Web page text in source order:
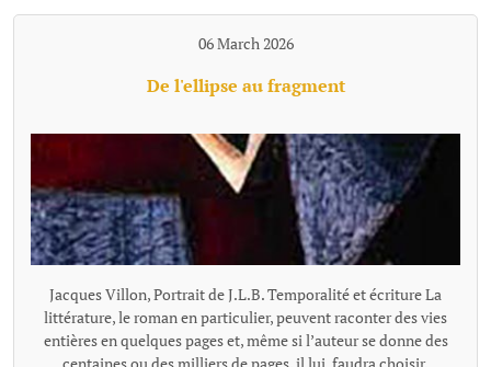
06 March 2026
De l'ellipse au fragment
Jacques Villon, Portrait de J.L.B. Temporalité et écriture La littérature, le roman en particulier, peuvent raconter des vies entières en quelques pages et, même si l’auteur se donne des centaines ou des milliers de pages, il lui faudra choisir, sélectionner et se centrer sur certains moments qui lui semblent représentatifs ou nécessaires à son récit. Pour passer de l'un à l'autre de ces temps "racontés", la narration effectue un « saut » et il existe plusieurs façons de le concevoir et de l'articuler au récit, ces différentes options narratives, ces diverses façons de passer d'un temps à l'autre se distinguent notamment par leur rapport au tout, à la totalité de l'histoire, à sa suite temporelle complète. L’ellipse : maintien d’une chronologie lisible Ces sauts, quand ils sont faits en reliant entre eux les moments racontés, s'appellent des ellipses. L'ellipse omet, "saute" une portion de temps, d’action, mais elle le fait dans un cadre temporel qui reste globalement ordonné et repérable. Le texte fournit pour cela des indices (adverbes, dates, saisons, âges des personnages, données temporelles, un court résumé de ce qui s’est passé entretemps etc.) qui indiquent au lecteur la suppression d’un segment de l’histoire et lui permettent de situer mentalement l’ellipse dans une chronologie comme le « Quelques mois plus tard… » de Patrick Modiano dans Rue des boutiques obscures. Même quand l’ellipse est brutale : « Seize ans plus tard. » écrit Victor Hugo, elle sous-entend une temporalité repérable. Les différents moments du texte ainsi réunis par l’ellipse ne sont donc pas des fragments autonomes : ils restent des moments d’une même chaîne causale et chronologique séparés par un moment sous-entendu: le temps manquant existe dans l’histoire, il est évoqué, affirmé comme non raconté. Le lecteur perçoit une continuité partiellement énigmatique ou laissée dans l’ombre, mais encadrée et située clairement. L’ellipse ne fragmente donc pas le texte : elle est un outil qui permet de condenser le récit. Les fragments, des segments autonomes L'ellipse situe l'extrait par rapport à la totalité, au minimum par rapport à l'extrait précédent, comme un morceau d'un puzzle se présente en tant que partie d'un tout. Le fragment refuse cette référence, il se présente comme un tout séparé. Il laisse les moments absents totalement dans l’ombre, sans repère temporel pour les situer les uns par rapport aux autres, le récit n’est plus simplement discontinu, mais fragmenté. Le lien peut être fait, ou pas, par le lecteur, mais la totalité devient une référence floue, très allusive ou indirecte. Il n'y a plus de référence à une temporalité repérable que l'on pourrait reconstituer. Exemple d'écriture fragmentaire hors fiction dans Les Ombres errantes de Pascal Quignard, ouvrage composé d’une succession de fragments méditatifs. « Lire, c’est quitter le monde visible.Celui qui ouvre un livre se retire.Il abandonne le bruit commun pour une voix silencieuse.La lecture est une solitude partagée avec un mort. Dans les livres, les morts parlent aux vivants.La voix qui vient de la page n’appartient plus à personne.Elle a traversé le temps.C’est une parole sauvée de l’oubli. » Exemple dans la fiction dans Les Vagues de Virginia Woolf, ce roman est composé de monologues successifs de différents personnages, sans transition narrative. Chaque prise de parole forme un fragment autonome. Fragment 1 : monologue de Bernard« Les feuilles tombent ; les feuilles tombent sans cesse.J’erre dans les rues de Londres, inventant des histoires.Chaque visage que je croise devient le début d’un récit.Pourtant, au moment où je veux saisir ces histoires, elles s’évanouissent. »Fragment 2 qui enchaine : monologue de Susan« J’aime les champs humides et les odeurs de l’étable.Ici, la terre est solide sous mes pieds.Les villes me troublent ; leurs voix se croisent sans repos.Je préfère le rythme lent des saisons et le pas régulier des bêtes. » L'idée de fragment se retrouve à tous les niveaux du texte : Au niveau d'éléments temporels séparés, non reliés par une ellipse, le fragment concerne la chronologie, le temps est coupé. Il peut être ponctuel, réversible, ou suspendu ; le temps fragmenté ne s’écoule pas vraiment. Au niveau stylistique, la fragmentation se fait essentiellement par des phrases sont juxtaposées. En ce qui concerne la construction globale, la fragmentation se fait au travers de matériaux hétérogènes sans marqueurs logiques ou causaux explicites. Les parties séparées se suivent avec une relation qui peut rester flottante ou associative et qui relève davantage de la résonance, de l’écho, de la juxtaposition, de la variation ou de la contradiction que de la succession ordonnée. Contrairement au montage ou à la construction classique, les fragments ne sont pas nécessairement organisés en système. Le mot qui caractérise le mieux le fragment, c'est l'autonomie. Le fragment est un texte bref mais complet. On parle alors de texte fragmentaire, de narration éclatée, d'écriture discontinue. Dans sa forme la plus radicale (Blanchot, Cioran tardif, certaines proses de Jabès, Handke dans Le Malheur sans désirs, ou encore Pascal Quignard), le fragment ne se situe pas dans une hiérarchie et leur ordre peut être modifié sans détruire l'ensemble ou sans que l'on puisse y voir une faille par rapport à une hiérarchie narrative. Cette déconstruction de l'idée de totalité et d'ordre est parfois désignée comme le « non-lien » ou le « rapport sans rapport » (Blanchot). Le fragment a été inauguré par Friedrich Schlegel et la tradition romantique. « La littérature est le fragment de tous les fragments » a pu écrire Goethe. Le fragment n’est pas un morceau d’un tout, mais une forme ouverte. On peut parler aussi d'une poétique différente de celle de l'ellipse : d'une tentation ou d'une recherche de l’inachèvement. Fragmentation, concentration, condensation L'expression « écriture fragmentaire » peut recouvrir des formes différentes qu'on ne peut simplement assimiler et résumer par l'idée de discontinuité. La « fragmentation » n’est pas un procédé unique, mais une famille de formes de ruptures selon le niveau et le type d'autonomie recherchés. Il faut rappeler que de nombreux textes, notamment contemporains, utilisent à la fois l'ellipse temporelle et une forme de fragmentation dans des orientations multiples. La frontière ellipse / fragment (et c'est le propre de toute notion littéraire, nous ne sommes pas en mathématique...) devient parfois poreuse. On peut citer dans le domaine poétique René Char avec des fragments très autonomes, mais parfois une thématique de la Résistance ou une chronologie émotionnelle diffuse les relie subtilement. Et dans l'autofiction : Annie Ernaux, dans certains livres comme Les Années, mélange écriture fragmentaire et ellipses temporelles très marquées avec une chronologie historique quand même lisible. Notons égalment que l'écriture fragmentaire peut aussi se marquer, non par l'absence de repère mais par une proportion texte/totalité. Raconter une existence humaine en quelques paragraphes séparés, même avec quelques indications, procède du fragment. Trop de choses manquent pour que la perception de la discontinuité, du vide, ne prime pas sur celle d'une totalité. On peut placer dans cette catégorie le livre «Roland Barthes par Roland Barthes », une biographie que l'auteur veiut "éclatée" en chapitres comment autant de fragments de vie avec comme incipit, par exemple : Au moment du premier cri… Au tableau noir… La première fois qu…. A trente ans… La dernière fois qu… A son dernier instant… Les repères temporels sont là, mais la chronologie complète s'estompe au profit d'instantanés qui, certes renvoie à l'idée de biographie, mais celle-ci, largement absente, ne peut qu'être très partiellement reconstituée. Beaucoup de textes ne sont pas fragmentés au sens de complètement décousus et composés de morceaux sans liens explicites, mais la façon de raconter par de menus éléments, des micro scènes pour évoquer un temps très long, laissant tout le reste dans l'ombre sont tellement concentrés, condensés qu'ils donnent une impression de fragmentation malgré les ellipses et repères. Exemple d' écriture ellpitique, concentrée jusqu'au fragmentaire et pourtant très évocatrice : "À dix-huit ans, Pierre quitta la maison campagnarde où il était né. Au moment précis où il s’en alla, sa vieille mère infirme était dans Ie lit de la chambre bleue dans laquelle il y avait le daguerréotype de son père, des plumes de paon dans un vase, et une pendule représentant Paul et Virginie, et qui indiquait trois heures. Dans la cour, sous le figuier, son grand-père se reposait. Dans le jardin, il y avait sa fiancée, des roses et des poiriers luisants. Pierre alla gagner sa vie, dans un pays où il y avait des nègres, des perroquets, des caoutchoucs, de la mélasse, des fièvres et des serpents. Il y demeura trente ans. Au moment précis où il revint dans la maison campagnarde où il était né, la chambre bleue était devenue blanche, sa mère reposait au sein de Dieu, Ie portrait de son père n’était plus là, et les plumes du paon et le vase avaient disparu. Un objet quelconque remplaçait la pendule. Dans la cour, sous le figuier où son défunt grand-père se reposa, il y avait des écuelles cassées et une pauvre poule malade. Dans le jardin de roses et de poiriers luisants où fut sa fiancée, iI y avait une vieille dame. L’histoire ne dit pas qui elle était." Francis Jammes, Le Roman du lièvre (1922) Fragmentation, continuité... modernité ? Au-delà du constat et de la nécessaire définition des termes, le choix de la fragmentation, par opposition à la continuité et sa construction, est une manière de se positionner par rapport à des questionnements de notre époque. La pratique du fragment correspond à un désir de coller ou d'exprimer sa dimension nettement discontinue, fragmentée, mais aussi, plus largement, de se placer dans u